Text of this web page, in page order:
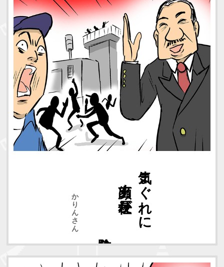
気まぐれに
顔出す社長が
かりんさん